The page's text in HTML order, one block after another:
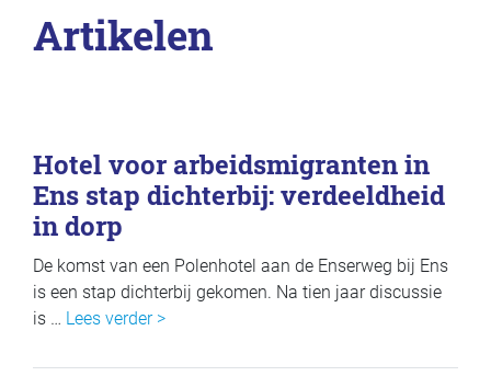
Artikelen
Hotel voor arbeidsmigranten in
Ens stap dichterbij: verdeeldheid
in dorp
De komst van een Polenhotel aan de Enserweg bij Ens
is een stap dichterbij gekomen. Na tien jaar discussie
is … Lees verder >